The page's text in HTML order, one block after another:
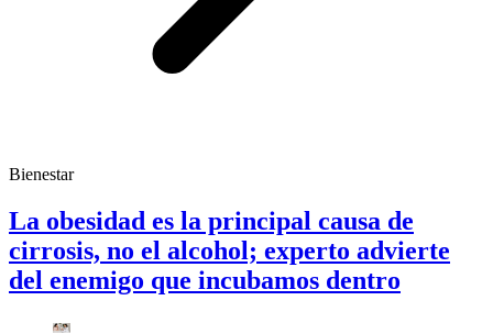
Bienestar
La obesidad es la principal causa de
cirrosis, no el alcohol; experto advierte
del enemigo que incubamos dentro